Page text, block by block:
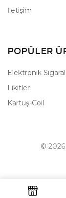
İletişim
POPÜLER
Elektronik
Likitler
Kartuş-Coil
© 2026